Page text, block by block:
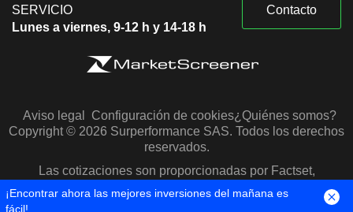
SERVICIO
Lunes a viernes, 9-12 h y 14-18 h
Contacto
Aviso legal Configuración de cookies¿Quiénes somos?
Copyright © 2026 Surperformance SAS. Todos los derechos
reservados.
Las cotizaciones son proporcionadas por Factset,
Morningstar y S&P Capital IQ
¡Encontrar ahora las mejores inversiones del mañana es
fácil!